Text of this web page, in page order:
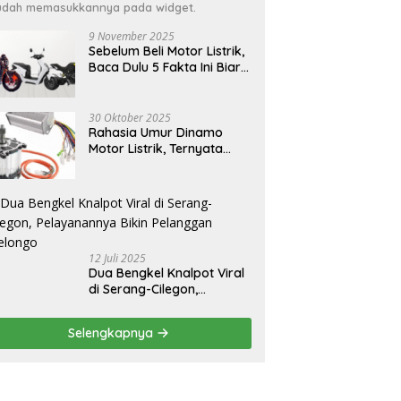
memasukkannya pada widget.
9 November 2025
Sebelum Beli Motor Listrik,
Baca Dulu 5 Fakta Ini Biar
30 Oktober 2025
Rahasia Umur Dinamo
Motor Listrik, Ternyata
12 Juli 2025
Dua Bengkel Knalpot Viral
di Serang-Cilegon,
Pelanggan Melongo
Selengkapnya